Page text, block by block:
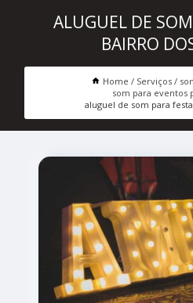
ALUGUEL DE
BAIRRO
Home Serviços
som para eventos
aluguel de som para